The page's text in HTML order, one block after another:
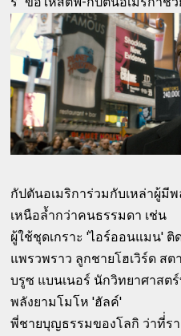
กัปตันอเมริการ่วมกับเหล่าผู้มี
เหนือล้ำกว่าคนธรรมดา เช่น
ผู้ใช้ชุดเกราะ 'ไอร์ออนแมน'
แพรวพราว ลูกชายโฮเวิร์ด สต
บรูซ แบนเนอร์ นักวิทยาศาสต
พลังยามโมโห 'ฮัลค์'
พี่ชายบุญธรรมของโลกิ ว่าที่่รา